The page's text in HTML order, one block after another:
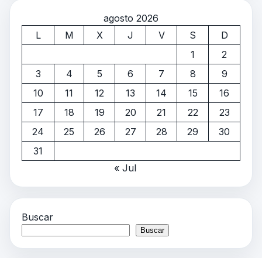
agosto 2026
L
M X J V S
D
1
2
3
4 5 6 7 8
9
10
11 12 13 14 15
16
17
18 19 20 21 22
23
24
25 26 27 28 29
30
31
« Jul
Buscar
Buscar